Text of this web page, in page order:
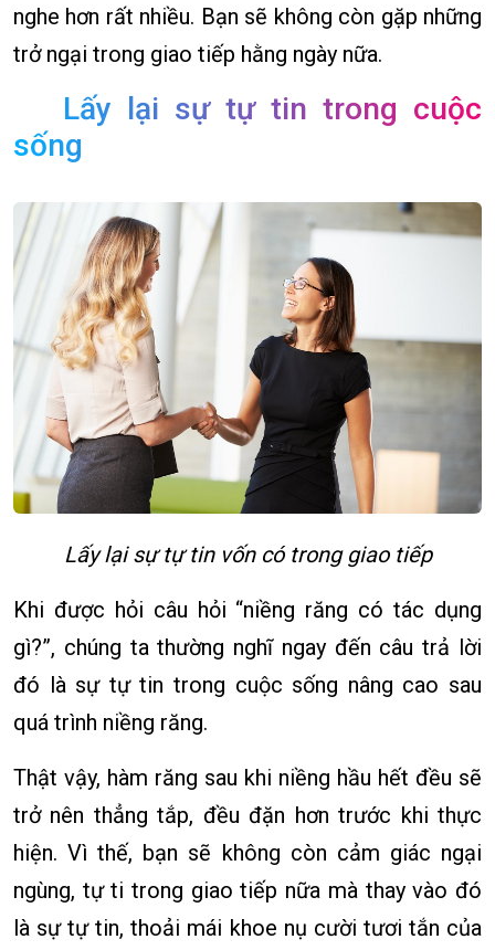
nghe hơn rất nhiều. Bạn sẽ không còn gặp những
trở ngại trong giao tiếp hằng ngày nữa.
Lấy lại sự tự tin trong cuộc
sống
Lấy lại sự tự tin vốn có trong giao tiếp
Khi được hỏi câu hỏi “niềng răng có tác dụng
gì?”, chúng ta thường nghĩ ngay đến câu trả lời
đó là sự tự tin trong cuộc sống nâng cao sau
quá trình niềng răng.
Thật vậy, hàm răng sau khi niềng hầu hết đều sẽ
trở nên thẳng tắp, đều đặn hơn trước khi thực
hiện. Vì thế, bạn sẽ không còn cảm giác ngại
ngùng, tự ti trong giao tiếp nữa mà thay vào đó
là sự tự tin, thoải mái khoe nụ cười tươi tắn của